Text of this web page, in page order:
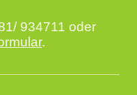
934711 oder
.